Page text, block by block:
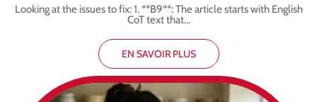
Looking at the issues to fix: 1. **B9**: The article starts with English
CoT text that…
EN SAVOIR PLUS